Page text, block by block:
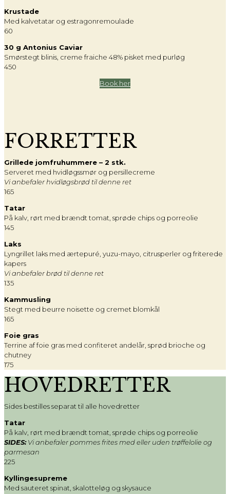
Krustade
Med kalvetatar og estragonremoulade
60
30 g Antonius Caviar
Smørstegt blinis, creme fraiche 48% pisket med purløg
450
Book her
FORRETTER
Grillede jomfruhummere – 2 stk.
Serveret med hvidløgssmør og persillecreme
Vi anbefaler hvidløgsbrød til denne ret
165
Tatar
På kalv, rørt med brændt tomat, sprøde chips og porreolie
145
Laks
Lyngrillet laks med ærtepuré, yuzu-mayo, citrusperler og friterede
kapers
Vi anbefaler brød til denne ret
135
Kammusling
Stegt med beurre noisette og cremet blomkål
165
Foie gras
Terrine af foie gras med confiteret andelår, sprød brioche og
chutney
175
HOVEDRETTER
Sides bestilles separat til alle hovedretter
Tatar
På kalv, rørt med brændt tomat, sprøde chips og porreolie
SIDES:Vi anbefaler pommes frites med eller uden trøffelolie og
parmesan
225
Kyllingesupreme
Med sauteret spinat, skalotteløg og skysauce